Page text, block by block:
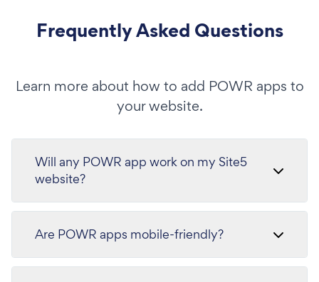
Frequently Asked Questions
Learn more about how to add POWR apps to
your website.
Will any POWR app work on my Site5
website?
Are POWR apps mobile-friendly?